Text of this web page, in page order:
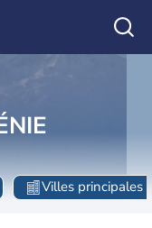
Villes principales